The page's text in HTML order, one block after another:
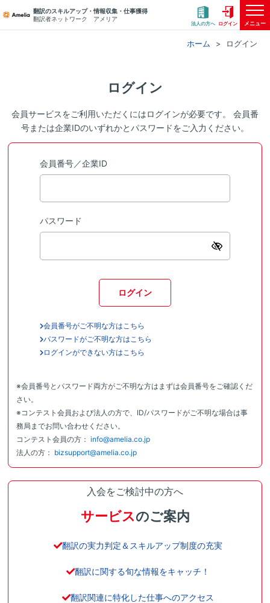
翻訳のスキルアップ・情報収集・仕事獲得
翻訳者ネットワーク アメリア
法人の方へ ログイン メニュー
ホーム ログイン
ログイン
会員サービスをご利用いただくにはログインが必要です。 会員番
号または企業IDのいずれかとパスワードをご入力ください。
会員番号／企業ID
パスワード
ログイン
会員番号がご不明な方はこちら
パスワードがご不明な方はこちら
ログインができない方はこちら
※会員番号とパスワード両方がご不明な方はまずは会員番号をご確認くだ
さい。
※コンテスト会員および法人の方で、ID/パスワードがご不明な場合は事
務局までお問い合わせください。
コンテスト会員の方： info@amelia.co.jp
法人の方： bizsupport@amelia.co.jp
入会をご検討中の方へ
サービスのご案内
翻訳の実力判定＆スキルアップ制度の充実
翻訳に関する旬な情報をキャッチ！
翻訳関連に特化した仕事へのアクセス